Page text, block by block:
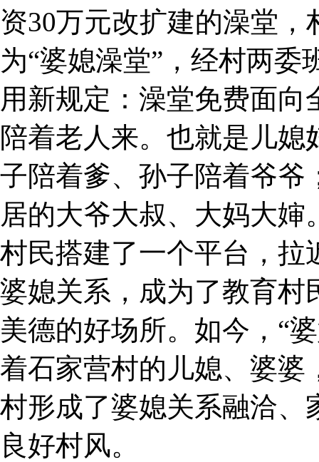
资30万元改扩建的澡堂
为“婆媳澡堂”，经村两委
用新规定：澡堂免费面
陪着老人来。也就是儿
子陪着爹、孙子陪着爷爷
居的大爷大叔、大妈大婶
村民搭建了一个平台，拉
婆媳关系，成为了教育村
美德的好场所。如今，“
着石家营村的儿媳、婆婆
村形成了婆媳关系融洽、
良好村风。